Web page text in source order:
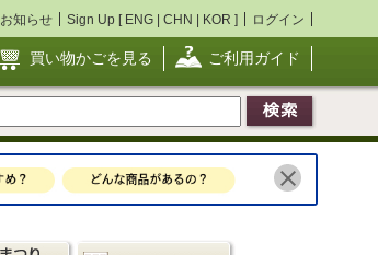
お知らせ Sign Up [ ENG | CHN | KOR ] ログイン
買い物かごを見る ご利用ガイド